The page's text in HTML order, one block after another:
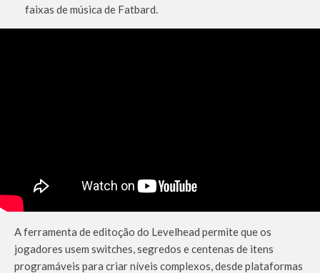
faixas de música de Fatbard.
A ferramenta de editoção do Levelhead permite que os
jogadores usem switches, segredos e centenas de itens
programáveis para criar níveis complexos, desde plataformas